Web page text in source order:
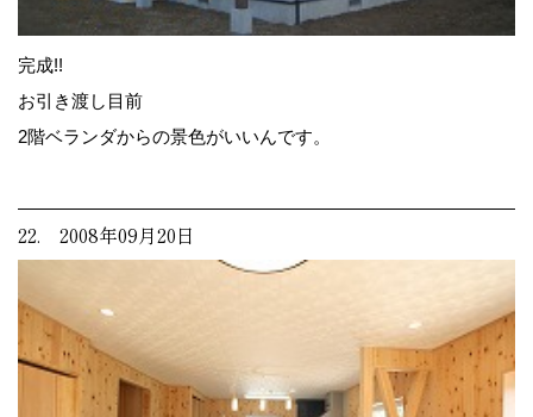
完成!!
お引き渡し目前
2階ベランダからの景色がいいんです。
22. 2008年09月20日